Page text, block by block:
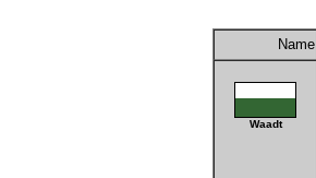
Name
Waadt